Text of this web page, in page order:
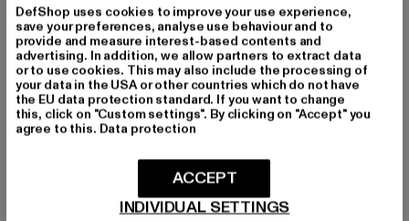
Innenfutter: sonstiges Material
Art.Nr: 1602205-00007
Hersteller: Buffalo Boots GmbH |service-de@buffalo-
boots.com
Schanzenstraße 41 | 51063 Köln | DE
GRÖSSE & PASSFORM
DefShop uses cookies to improve your use experience,
save your preferences, analyse use behaviour and to
provide and measure interest-based contents and
advertising. In addition, we allow partners to extract data
or to use cookies. This may also include the processing of
your data in the USA or other countries which do not have
the EU data protection standard. If you want to change
this, click on "Custom settings". By clicking on "Accept" you
agree to this. Data protection
INDIVIDUAL SETTINGS
ACCEPT